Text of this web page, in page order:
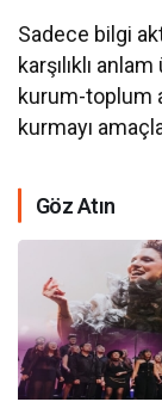
Sadece bilgi
karşılıklı
kurum-toplum
kurmayı
Göz Atın